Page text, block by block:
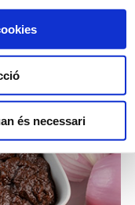
és necessari
CARBONARA